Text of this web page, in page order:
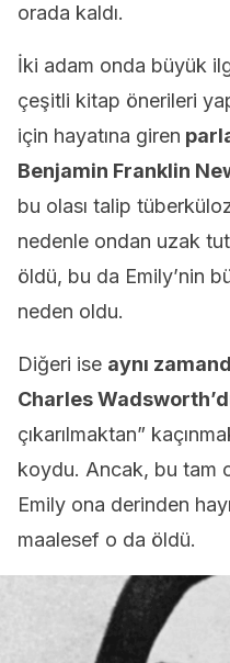
orada kaldı.
İki adam onda büyük
çeşitli kitap önerileri
için hayatına giren
Benjamin Franklin
bu olası talip
nedenle ondan uzak
öldü, bu da Emily’nin
neden oldu.
Diğeri ise aynı
Charles
çıkarılmaktan”
koydu. Ancak, bu tam
Emily ona derinden
maalesef o da öldü.